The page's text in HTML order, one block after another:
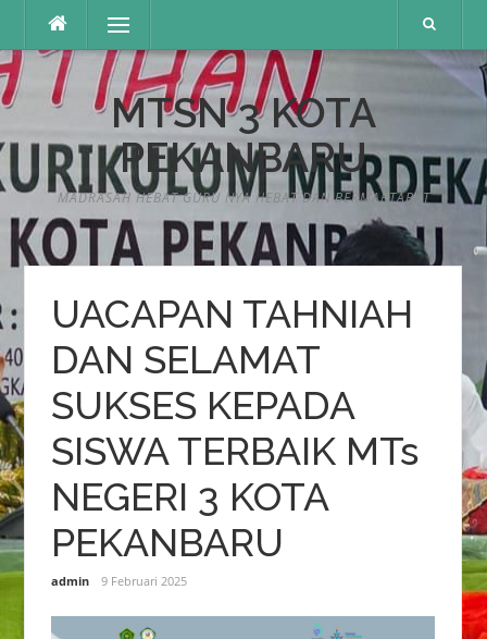
konten
Menu
MTSN 3 KOTA
PEKANBARU
MADRASAH HEBAT GURU NYA HEBAT DAN BERMARTABAT
UACAPAN TAHNIAH
DAN SELAMAT
SUKSES KEPADA
SISWA TERBAIK MTs
NEGERI 3 KOTA
PEKANBARU
admin 9 Februari 2025